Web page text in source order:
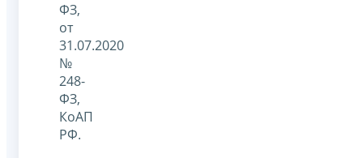
ФЗ,
от
31.07.2020
№
248-
ФЗ,
КоАП
РФ.